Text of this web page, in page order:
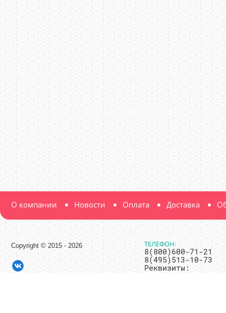
О компании Новости Оплата Доставка
Copyright © 2015 - 2026 ТЕЛЕФОН:
8(800)600-71-21
8(495)513-10-73
Реквизиты: